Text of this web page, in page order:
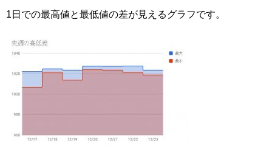
1日での最高値と最低値の差が見えるグラフです。